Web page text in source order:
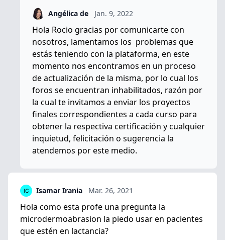
Angélica de Jan. 9, 2022
Hola Rocio gracias por comunicarte con
nosotros, lamentamos los problemas que
estás teniendo con la plataforma, en este
momento nos encontramos en un proceso
de actualización de la misma, por lo cual los
foros se encuentran inhabilitados, razón por
la cual te invitamos a enviar los proyectos
finales correspondientes a cada curso para
obtener la respectiva certificación y cualquier
inquietud, felicitación o sugerencia la
atendemos por este medio.
Isamar Irania Mar. 26, 2021
Hola como esta profe una pregunta la
microdermoabrasion la piedo usar en pacientes
que estén en lactancia?